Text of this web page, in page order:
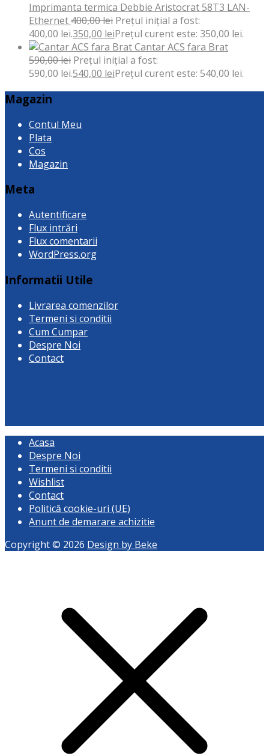
Imprimanta termica Debbie Aristocrat 58T3 LAN-
Ethernet400,00lei Prețul inițial a fost:
400,00 lei.350,00 leiPrețul curent este: 350,00 lei.
Cantar ACS fara Brat
590,00lei Prețul inițial a fost:
590,00 lei.540,00 leiPrețul curent este: 540,00 lei.
Magazin
Contul Meu
Plata
Cos
Magazin
Meta
Autentificare
Flux intrări
Flux comentarii
WordPress.org
Informatii Utile
Livrarea comenzilor
Termeni si conditii
Cum Cumpar
Despre Noi
Contact
Acasa
Despre Noi
Termeni si conditii
Wishlist
Contact
Politică cookie-uri (UE)
Anunt de demarare achizitie
Copyright © 2026 Design by Beke